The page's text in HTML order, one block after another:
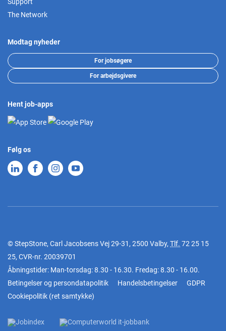
The Network
Modtag nyheder
For jobsøgere
For arbejdsgivere
Hent job-apps
Følg os
© StepStone, Carl Jacobsens Vej 29-31, 2500 Valby, Tlf. 72 25 15
25, CVR-nr. 20039701
Åbningstider: Man-torsdag: 8.30 - 16.30. Fredag: 8.30 - 16.00.
Betingelser og persondatapolitik
Handelsbetingelser
GDPR
Cookiepolitik (ret samtykke)